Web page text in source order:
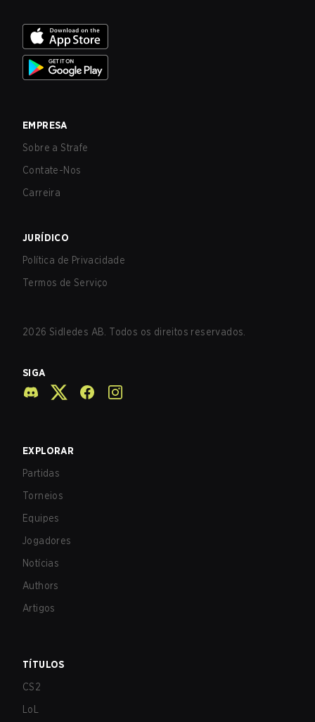
EMPRESA
Sobre a Strafe
Contate-Nos
Carreira
JURÍDICO
Política de Privacidade
Termos de Serviço
2026 Sidledes AB. Todos os direitos reservados.
SIGA
EXPLORAR
Partidas
Torneios
Equipes
Jogadores
Notícias
Authors
Artigos
TÍTULOS
CS2
LoL